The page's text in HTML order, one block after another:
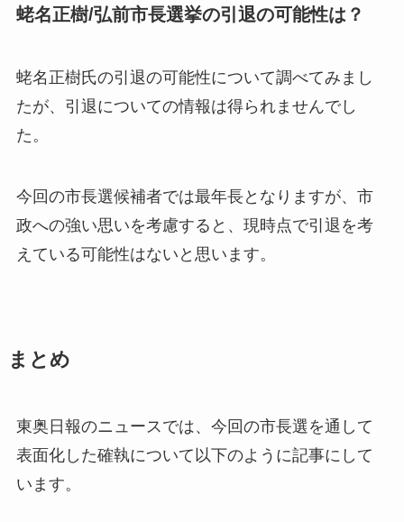
蛯名正樹/弘前市長選挙の引退の可能性は？
蛯名正樹氏の引退の可能性について調べてみまし
たが、 引退についての情報は得られませんでし
た。
今回の市長選候補者では最年長となりますが、市
政への強い思いを考慮すると、現時点で引退を考
えている可能性はないと思います。
まとめ
東奥日報のニュースでは、今回の市長選を通して
表面化した確執について以下のように記事にして
います。